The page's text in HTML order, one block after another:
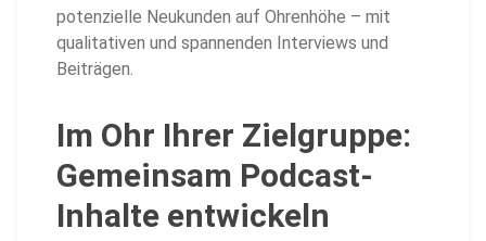
potenzielle Neukunden auf Ohrenhöhe – mit
qualitativen und spannenden Interviews und
Beiträgen.
Im Ohr Ihrer Zielgruppe:
Gemeinsam Podcast-
Inhalte entwickeln